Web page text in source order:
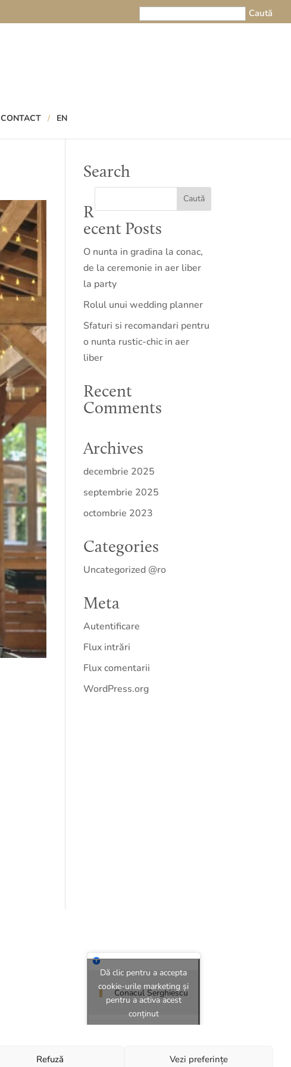
Refuză Vezi preferințe
CONTACT EN
Search
R
ecent Posts
O nunta in gradina la conac,
de la ceremonie in aer liber
la party
Rolul unui wedding planner
Sfaturi si recomandari pentru
o nunta rustic-chic in aer
liber
Recent
Comments
Archives
decembrie 2025
septembrie 2025
octombrie 2023
Categories
Uncategorized @ro
Meta
Autentificare
Flux intrări
Flux comentarii
WordPress.org
Conacul Serghiescu
Dă clic pentru a accepta
cookie-urile marketing și
pentru a activa acest
conținut